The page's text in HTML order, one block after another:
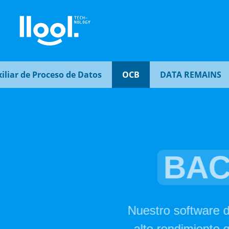
de Proceso de Datos OCB DATA REMAINS
Desde